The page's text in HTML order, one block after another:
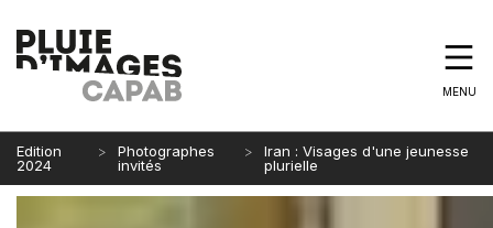
MENU
Edition
2024
Photographes
invités
Iran : Visages d'une jeunesse
plurielle